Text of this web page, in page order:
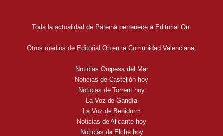
Toda la actualidad de Paterna pertenece a Editorial On.
Otros medios de Editorial On en la Comunidad Valenciana:
Noticias Oropesa del Mar
Noticias de Castellón hoy
Noticias de Torrent hoy
La Voz de Gandía
La Voz de Benidorm
Noticias de Alicante hoy
Noticias de Elche hoy